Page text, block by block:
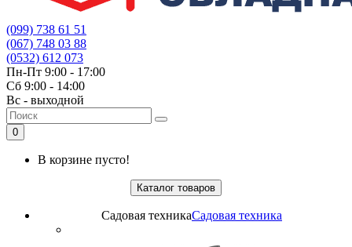
(099) 738 61 51
(067) 748 03 88
(0532) 612 073
Пн-Пт 9:00 - 17:00
Сб 9:00 - 14:00
Вс - выходной
0
В корзине пусто!
Каталог товаров
Садовая техникаСадовая техника